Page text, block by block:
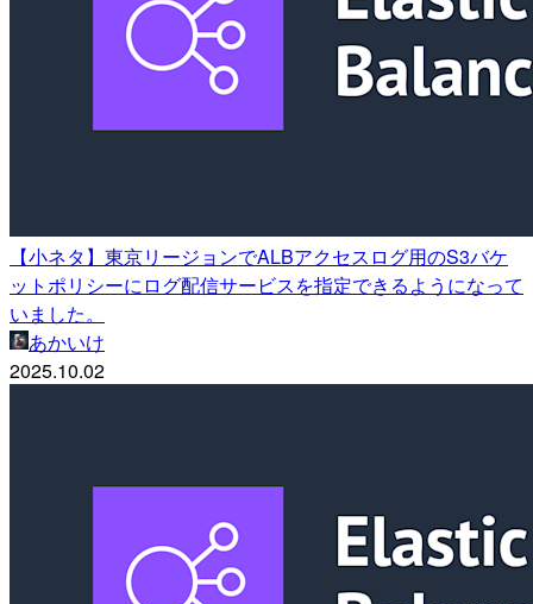
【小ネタ】東京リージョンでALBアクセスログ用のS3バケ
ットポリシーにログ配信サービスを指定できるようになって
いました。
あかいけ
2025.10.02